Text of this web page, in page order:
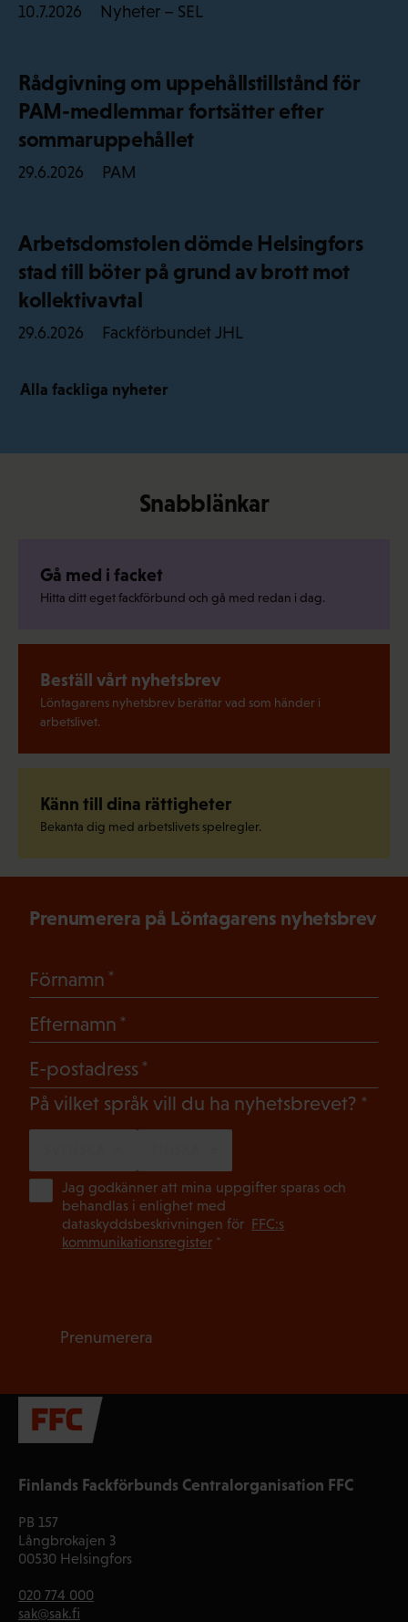
10.7.2026 Nyheter – SEL
Rådgivning om uppehållstillstånd för
PAM-medlemmar fortsätter efter
sommaruppehållet
29.6.2026 PAM
Arbetsdomstolen dömde Helsingfors
stad till böter på grund av brott mot
kollektivavtal
29.6.2026 Fackförbundet JHL
Alla fackliga nyheter
Snabblänkar
Gå med i facket
Hitta ditt eget fackförbund och gå med redan i dag.
Beställ vårt nyhetsbrev
Löntagarens nyhetsbrev berättar vad som händer i
arbetslivet.
Känn till dina rättigheter
Bekanta dig med arbetslivets spelregler.
Finlands Fackförbunds Centralorganisation FFC
PB 157
Långbrokajen 3
00530 Helsingfors
020 774 000
sak@sak.fi
Prenumerera på Löntagarens nyhetsbrev
Förnamn
Efternamn
E-postadress
På vilket språk vill du ha nyhetsbrevet?
Jag godkänner att mina uppgifter sparas och
behandlas i enlighet med
dataskyddsbeskrivningen för FFC:s
kommunikationsregister*
Prenumerera